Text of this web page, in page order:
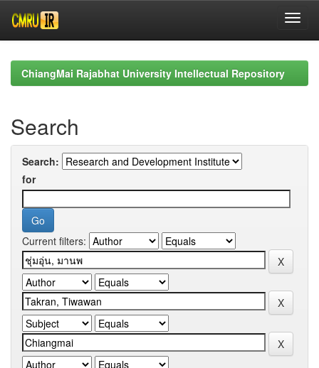
navigationChiangMai Rajabhat University Intellectual Repository
Search
Search:
for
Current filters: